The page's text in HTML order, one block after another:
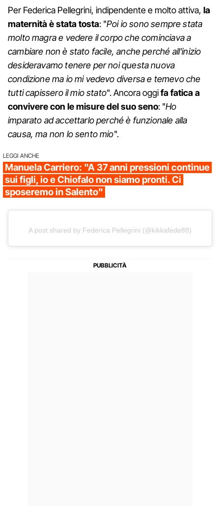
Per Federica Pellegrini, indipendente e molto attiva, la
maternità è stata tosta: "Poi io sono sempre stata
molto magra e vedere il corpo che cominciava a
cambiare non è stato facile, anche perché all'inizio
desideravamo tenere per noi questa nuova
condizione ma io mi vedevo diversa e temevo che
tutti capissero il mio stato". Ancora oggifa fatica a
convivere con le misure del suo seno: "Ho
imparato ad accettarlo perché è funzionale alla
causa, ma non lo sento mio".
LEGGI ANCHE
Manuela Carriero: "A 37 anni pressioni continue
sui figli, io e Chiofalo non siamo pronti. Ci
sposeremo in Salento"
A post shared by Federica Pellegrini (@kikkafede88)